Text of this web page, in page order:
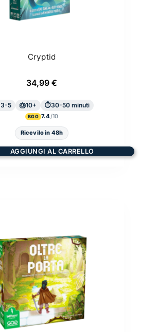
Cryptid
34,99 €
3-5 10+ 30-50 minuti
BGG 7.4
Ricevilo in 48h
AGGIUNGI AL CARRELLO